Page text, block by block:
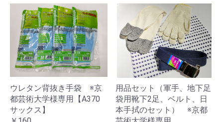
ウレタン背抜き手袋 ※京
都芸術大学様専用【A370
サックス】
用品セット（軍手、地下足
袋用靴下2足、ベルト、日
本手拭のセット） ※京都